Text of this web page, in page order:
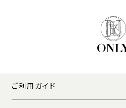
ご利用ガイド